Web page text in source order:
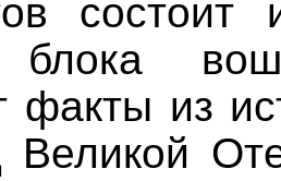
блока
факты из
Великой